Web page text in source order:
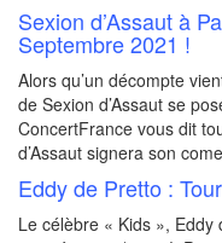
Sexion d’Assaut à
Septembre 2021 !
Alors qu’un décompte
de Sexion d’Assaut se
ConcertFrance vous dit
d’Assaut signera son
Eddy de Pretto :
Le célèbre « Kids »,